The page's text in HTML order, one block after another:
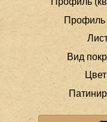
Профиль
Вид